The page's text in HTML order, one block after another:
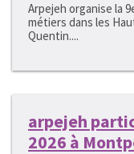
Arpejeh organise la
métiers dans les
Quentin....
arpejeh
2026 à